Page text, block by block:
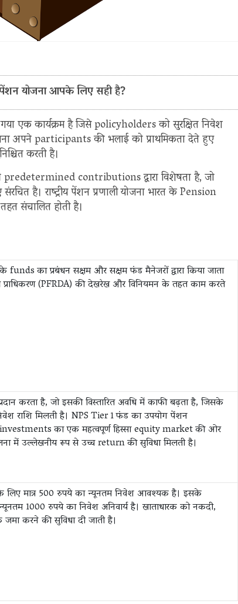
योजना आपके लिए सही है?
गया एक कार्यक्रम है जिसे policyholders को सुरक्षित निवेश
अपने participants की भलाई को प्राथमिकता देते हुए
करती है।
contributions द्वारा विशेषता है, जो
है। राष्ट्रीय पेंशन प्रणाली योजना भारत के Pension
संचालित होती है।
का प्रबंधन सक्षम और सक्षम फंड मैनेजरों द्वारा किया जाता
(PFRDA) की देखरेख और विनियमन के तहत काम करते
करता है, जो इसकी विस्तारित अवधि में काफी बढ़ता है, जिसके
राशि मिलती है। NPS Tier 1 फंड का उपयोग पेंशन
का एक महत्वपूर्ण हिस्सा equity market की ओर
में उल्लेखनीय रूप से उच्च return की सुविधा मिलती है।
मात्र 500 रुपये का न्यूनतम निवेश आवश्यक है। इसके
1000 रुपये का निवेश अनिवार्य है। खाताधारक को नकदी,
करने की सुविधा दी जाती है।